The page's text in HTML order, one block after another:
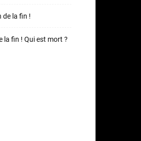
de la fin !
la fin ! Qui est mort ?